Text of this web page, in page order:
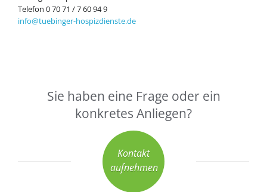
Telefon 0 70 71 / 7 60 94 9
info@tuebinger-hospizdienste.de
Sie haben eine Frage oder ein
konkretes Anliegen?
Kontakt
aufnehmen